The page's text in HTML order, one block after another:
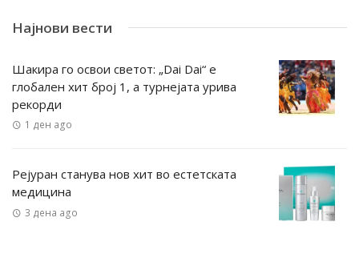
Најнови вести
Шакира го освои светот: „Dai Dai“ е
глобален хит број 1, а турнејата урива
рекорди
1 ден ago
Рејуран станува нов хит во естетската
медицина
3 дена ago